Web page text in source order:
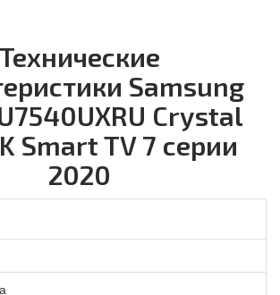
Технические
Samsung
Crystal
Smart TV 7 серии
2020